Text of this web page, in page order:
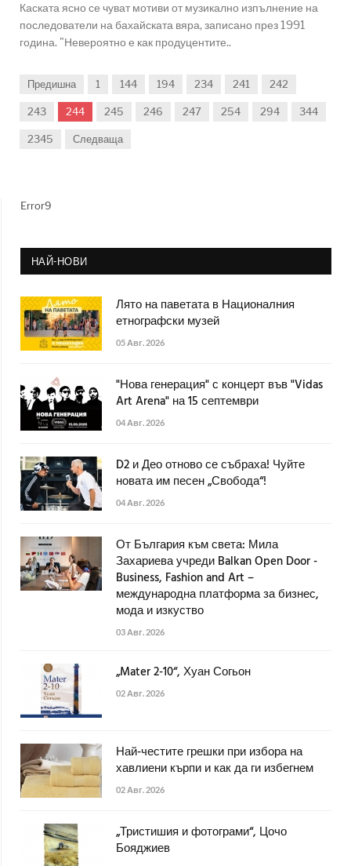
Каската ясно се чуват мотиви от музикално изпълнение на
последователи на бахайската вяра, записано през 1991
година. "Невероятно е как продуцентите..
Предишна 1 144 194 234 241 242
243 244 245 246 247 254 294 344
2345 Следваща
Error9
НАЙ-НОВИ
Лято на паветата в Националния
етнографски музей
05 Авг. 2026
"Нова генерация" с концерт във "Vidas
Art Arena" на 15 септември
04 Авг. 2026
D2 и Део отново се събраха! Чуйте
новата им песен „Свобода“!
04 Авг. 2026
От България към света: Мила
Захариева учреди Balkan Open Door -
Business, Fashion and Art –
международна платформа за бизнес,
мода и изкуство
03 Авг. 2026
„Mater 2-10“, Хуан Согьон
02 Авг. 2026
Най-честите грешки при избора на
хавлиени кърпи и как да ги избегнем
02 Авг. 2026
„Тристишия и фотограми“, Цочо
Бояджиев